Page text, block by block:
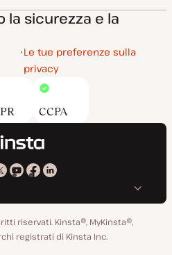
la sicurezza e la
Le tue preferenze sulla
privacy
CCPA
X
Kinsta
YouTube
Kinsta
Facebook
Kinsta
LinkedIn
riservati. Kinsta®, MyKinsta®,
registrati di Kinsta Inc.